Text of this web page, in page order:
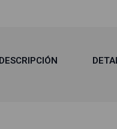
DESCRIPCIÓN